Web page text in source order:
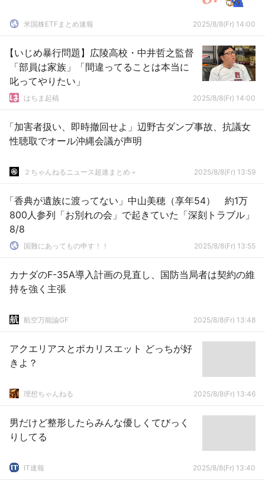
米国株ETFまとめ速報 2025/8/8(Fr) 14:00
【いじめ暴行問題】広陵高校・中井哲之監督
「部員は家族」「間違ってることは本当に
叱ってやりたい」
はちま起稿 2025/8/8(Fr) 14:00
「加害者扱い、即時撤回せよ」辺野古ダンプ事故、抗議女
性聴取でオール沖縄会議が声明
２ちゃんねるニュース超速まとめ＋ 2025/8/8(Fr) 13:59
「香典が遺族に渡ってない」中山美穂（享年54） 約1万
800人参列「お別れの会」で起きていた「深刻トラブル」
8/8
国難にあってもの申す！！ 2025/8/8(Fr) 13:55
カナダのF-35A導入計画の見直し、国防当局者は契約の維
持を強く主張
航空万能論GF 2025/8/8(Fr) 13:48
アクエリアスとポカリスエット どっちが好
きよ？
理想ちゃんねる 2025/8/8(Fr) 13:46
男だけど整形したらみんな優しくてびっく
りしてる
IT速報 2025/8/8(Fr) 13:40